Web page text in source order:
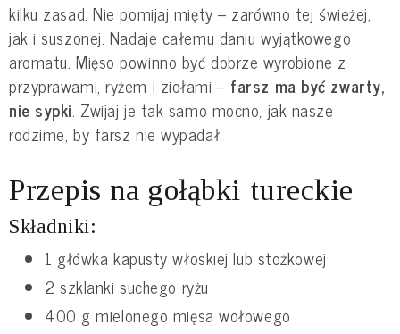
kilku zasad. Nie pomijaj mięty – zarówno tej świeżej,
jak i suszonej. Nadaje całemu daniu wyjątkowego
aromatu. Mięso powinno być dobrze wyrobione z
przyprawami, ryżem i ziołami – farsz ma być zwarty,
nie sypki. Zwijaj je tak samo mocno, jak nasze
rodzime, by farsz nie wypadał.
Przepis na gołąbki tureckie
Składniki:
1 główka kapusty włoskiej lub stożkowej
2 szklanki suchego ryżu
400 g mielonego mięsa wołowego